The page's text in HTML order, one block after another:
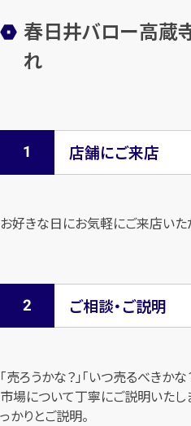
春日井バロー高蔵
れ
店舗にご来店
お好きな日にお気軽にご来店いた
ご相談・ご説明
「売ろうかな？」「いつ売るべきか
市場について丁寧にご説明いたし
っかりとご説明。